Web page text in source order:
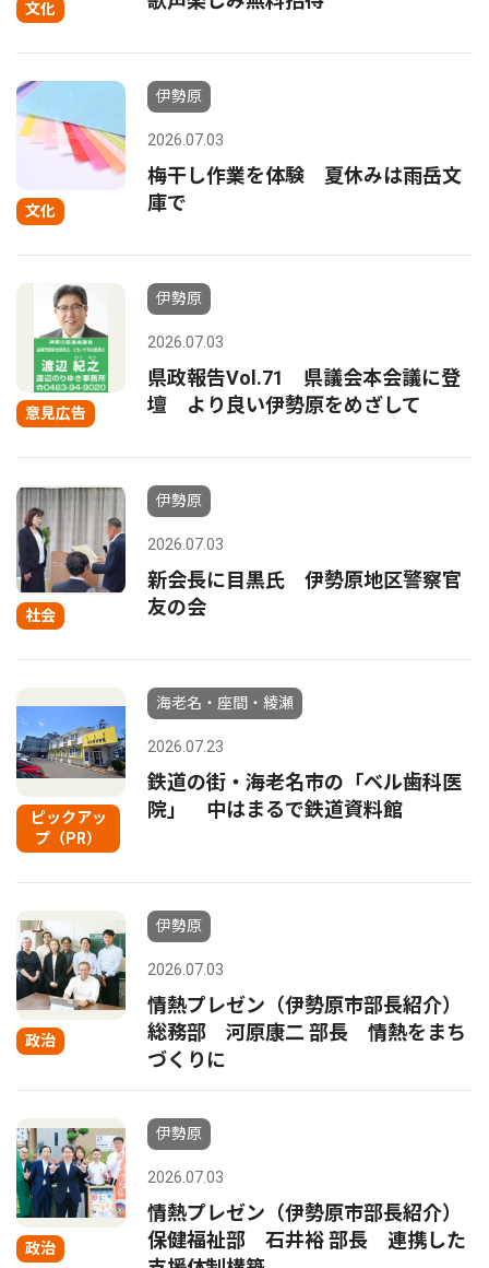
文化
文化
伊勢原
2026.07.03
梅干し作業を体験 夏休みは雨岳文
庫で
意見広告
伊勢原
2026.07.03
県政報告Vol.71 県議会本会議に登
壇 より良い伊勢原をめざして
社会
伊勢原
2026.07.03
新会長に目黒氏 伊勢原地区警察官
友の会
ピックアッ
プ（PR）
海老名・座間・綾瀬
2026.07.23
鉄道の街・海老名市の「ベル歯科医
院」 中はまるで鉄道資料館
政治
伊勢原
2026.07.03
情熱プレゼン（伊勢原市部長紹介）
総務部 河原康二 部長 情熱をまち
づくりに
政治
伊勢原
2026.07.03
情熱プレゼン（伊勢原市部長紹介）
保健福祉部 石井裕 部長 連携した